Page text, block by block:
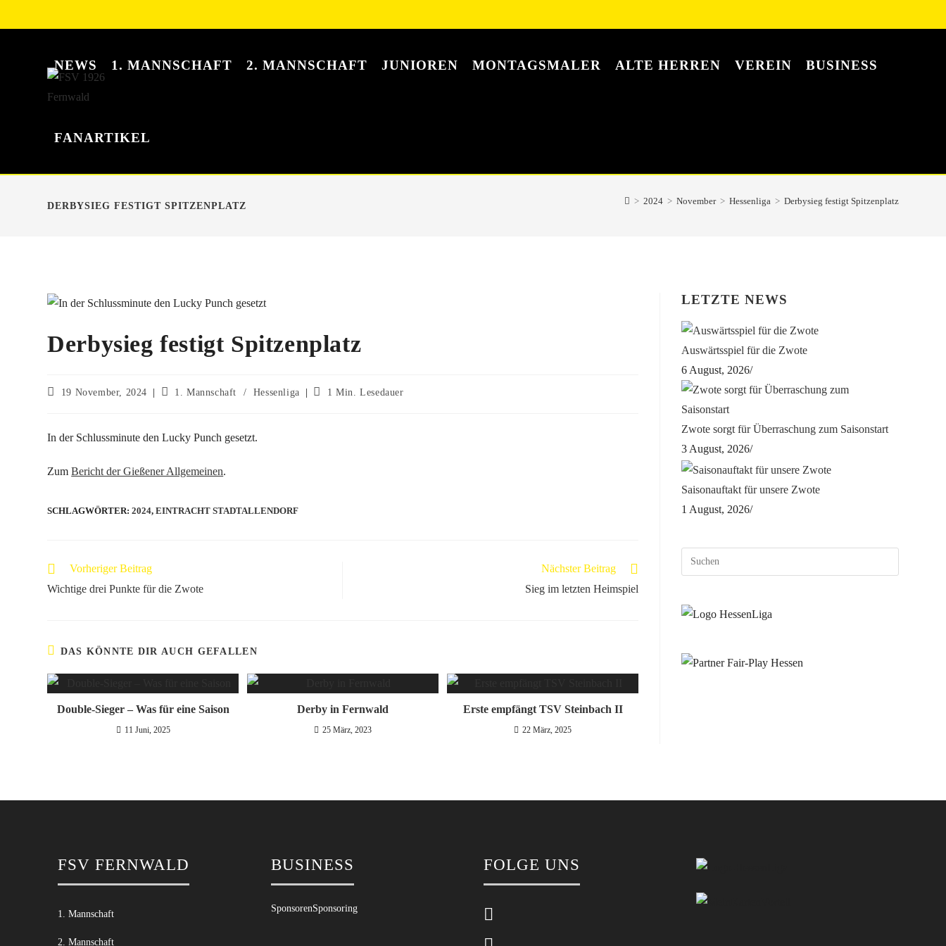
NEWS 1. MANNSCHAFT 2. MANNSCHAFT JUNIOREN MONTAGSMALER ALTE HERREN VEREIN BUSINESS
FANARTIKEL
DERBYSIEG FESTIGT SPITZENPLATZ > 2024 > November > Hessenliga > Derbysieg festigt Spitzenplatz
Derbysieg festigt Spitzenplatz
19 November, 2024 1. Mannschaft / Hessenliga 1 Min. Lesedauer
In der Schlussminute den Lucky Punch gesetzt.
ZumBericht der Gießener Allgemeinen.
SCHLAGWÖRTER:2024, EINTRACHT STADTALLENDORF
Vorheriger Beitrag
Wichtige drei Punkte für die Zwote
Nächster Beitrag
Sieg im letzten Heimspiel
DAS KÖNNTE DIR AUCH GEFALLEN
Double-Sieger – Was für eine Saison
11 Juni, 2025
Derby in Fernwald
25 März, 2023
Erste empfängt TSV Steinbach II
22 März, 2025
LETZTE NEWS
Auswärtsspiel für die Zwote
6 August, 2026/
Zwote sorgt für Überraschung zum Saisonstart
3 August, 2026/
Saisonauftakt für unsere Zwote
1 August, 2026/
FSV FERNWALD
1. Mannschaft
2. Mannschaft
BUSINESS
SponsorenSponsoring
FOLGE UNS